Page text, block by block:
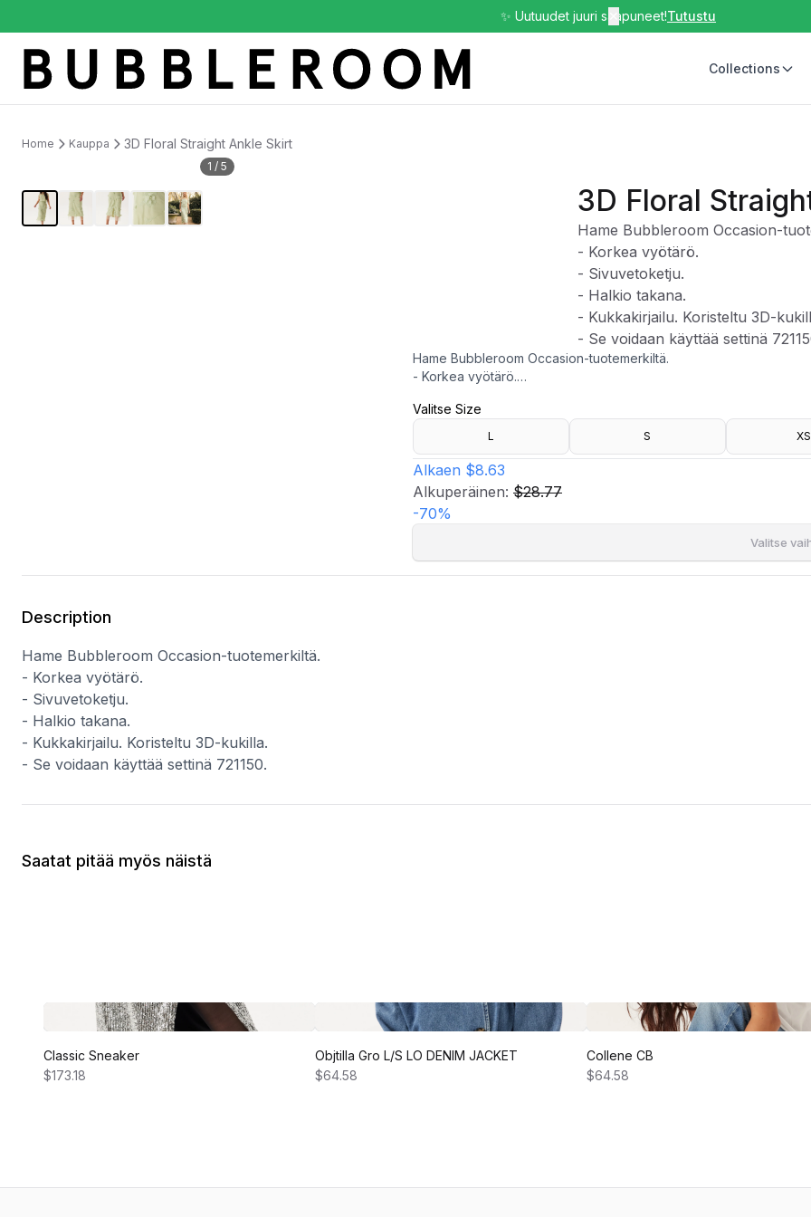
✨ Uutuudet juuri saapuneet!Tutustu
Collections
Home Kauppa 3D Floral Straight Ankle Skirt
1 / 5
3D Floral
Hame Bubbleroom Occasion-
- Korkea vyötärö.
- Sivuvetoketju.
- Halkio takana.
- Kukkakirjailu. Koristeltu 3D-
- Se voidaan käyttää settinä
Hame Bubbleroom Occasion-tuotemerkiltä.
- Korkea vyötärö.
- Halkio takana.
- Kukkakirjailu. Koristeltu 3D-kukilla.
- Se voidaan käyttää settinä 721150.
Valitse Size
L S XS
Alkaen $8.63
Alkuperäinen: $28.77
-70%
Valitse
Description
Hame Bubbleroom Occasion-tuotemerkiltä.
- Korkea vyötärö.
- Sivuvetoketju.
- Halkio takana.
- Kukkakirjailu. Koristeltu 3D-kukilla.
- Se voidaan käyttää settinä 721150.
Saatat pitää myös näistä
Classic Sneaker
$173.18
Objtilla Gro L/S LO DENIM JACKET
$64.58
Collene CB
$64.58